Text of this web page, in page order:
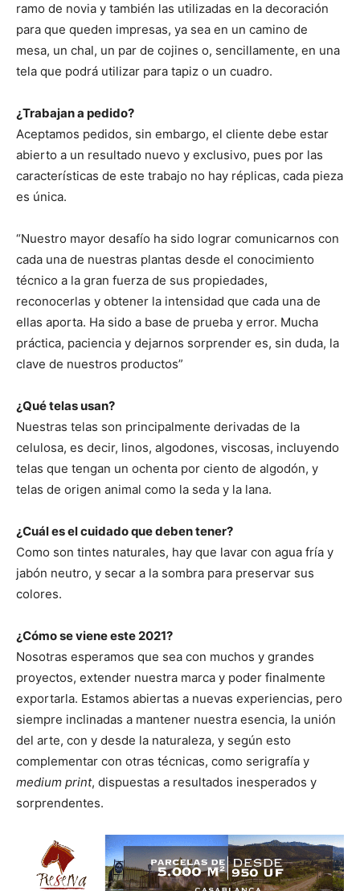
ramo de novia y también las utilizadas en la decoración
para que queden impresas, ya sea en un camino de
mesa, un chal, un par de cojines o, sencillamente, en una
tela que podrá utilizar para tapiz o un cuadro.
¿Trabajan a pedido?
Aceptamos pedidos, sin embargo, el cliente debe estar
abierto a un resultado nuevo y exclusivo, pues por las
características de este trabajo no hay réplicas, cada pieza
es única.
“Nuestro mayor desafío ha sido lograr comunicarnos con
cada una de nuestras plantas desde el conocimiento
técnico a la gran fuerza de sus propiedades,
reconocerlas y obtener la intensidad que cada una de
ellas aporta. Ha sido a base de prueba y error. Mucha
práctica, paciencia y dejarnos sorprender es, sin duda, la
clave de nuestros productos”
¿Qué telas usan?
Nuestras telas son principalmente derivadas de la
celulosa, es decir, linos, algodones, viscosas, incluyendo
telas que tengan un ochenta por ciento de algodón, y
telas de origen animal como la seda y la lana.
¿Cuál es el cuidado que deben tener?
Como son tintes naturales, hay que lavar con agua fría y
jabón neutro, y secar a la sombra para preservar sus
colores.
¿Cómo se viene este 2021?
Nosotras esperamos que sea con muchos y grandes
proyectos, extender nuestra marca y poder finalmente
exportarla. Estamos abiertas a nuevas experiencias, pero
siempre inclinadas a mantener nuestra esencia, la unión
del arte, con y desde la naturaleza, y según esto
complementar con otras técnicas, como serigrafía y
medium print, dispuestas a resultados inesperados y
sorprendentes.